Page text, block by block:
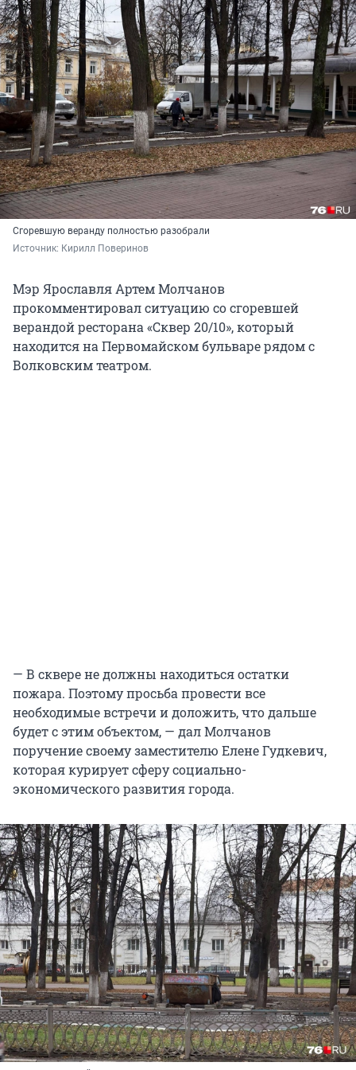
Сгоревшую веранду полностью разобрали
Источник: Кирилл Поверинов
Мэр Ярославля Артем Молчанов
прокомментировал ситуацию со сгоревшей
верандой ресторана «Сквер 20/10», который
находится на Первомайском бульваре рядом с
Волковским театром.
— В сквере не должны находиться остатки
пожара. Поэтому просьба провести все
необходимые встречи и доложить, что дальше
будет с этим объектом, — дал Молчанов
поручение своему заместителю Елене Гудкевич,
которая курирует сферу социально-
экономического развития города.